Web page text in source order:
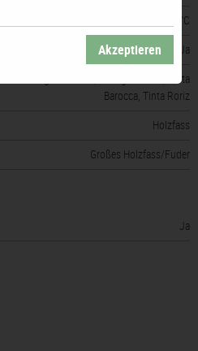
von 16 bis 18 °C
Ja
Touriga Nacional, Touriga Franca, Tinta
Barocca, Tinta Roriz
Holzfass
Großes Holzfass/Fuder
Ja
Akzeptieren